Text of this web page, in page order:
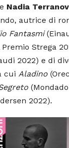
Nadia
autrice di
Fantasmi
Strega
2022) e di
cui Aladino
2022).